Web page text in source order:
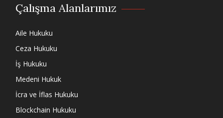
Çalışma Alanlarımız
Aile Hukuku
Ceza Hukuku
İş Hukuku
Medeni Hukuk
İcra ve İflas Hukuku
Blockchain Hukuku